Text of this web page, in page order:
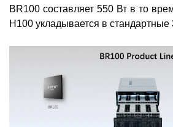
BR100 составляет 550 Вт в то
H100 укладывается в стандартные